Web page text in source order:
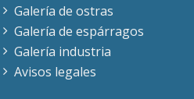
Galería de ostras
Galería de espárragos
Galería industria
Avisos legales